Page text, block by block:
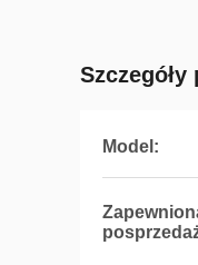
Model: